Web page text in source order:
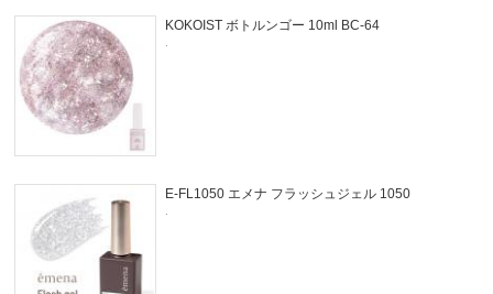
KOKOIST ボトルンゴー 10ml BC-64
.
E-FL1050 エメナ フラッシュジェル 1050
.